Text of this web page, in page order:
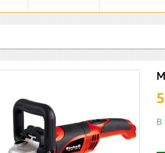
В